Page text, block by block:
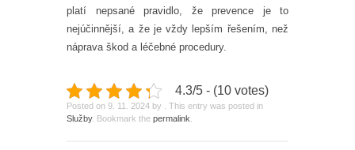
platí nepsané pravidlo, že prevence je to
nejúčinnější, a že je vždy lepším řešením, než
náprava škod a léčebné procedury.
4.3/5 - (10 votes)
Posted on 9. 11. 2024 by
. This entry was posted in
Služby. Bookmark the permalink